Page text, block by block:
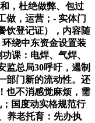
，杜绝做弊、包过
做，运营；- 实体门
饮登记证），内容随
绕中东资金设置装
课：电焊、气焊、
监总局30呼吁，遏制
部门新的流动性。还
也不消感觉麻烦，需
国度动实格规范行
养老托育：先办执